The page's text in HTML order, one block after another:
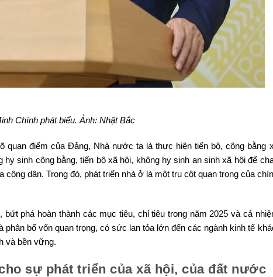
Chính phát biểu. Ảnh: Nhật Bắc
quan điểm của Đảng, Nhà nước ta là thực hiện tiến bộ, công bằng
sinh công bằng, tiến bộ xã hội, không hy sinh an sinh xã hội để
dân. Trong đó, phát triển nhà ở là một trụ cột quan trọng của
phá hoàn thành các mục tiêu, chỉ tiêu trong năm 2025 và cả
bổ vốn quan trọng, có sức lan tỏa lớn đến các ngành kinh tế
và bền vững.
sự phát triển của xã hội, của đất nước